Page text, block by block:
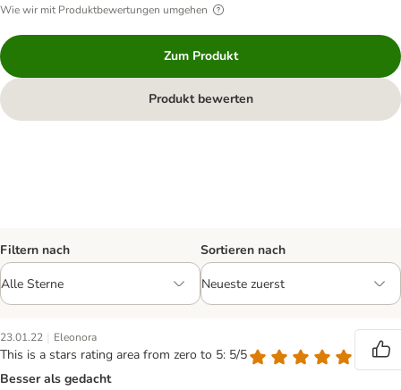
Wie wir mit Produktbewertungen umgehen
Zum Produkt
Produkt bewerten
Filtern nach Sortieren nach
23.01.22 | Eleonora
This is a stars rating area from zero to 5: 5/5
Besser als gedacht